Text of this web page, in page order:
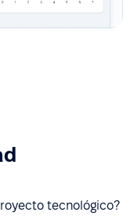
tecnológico?